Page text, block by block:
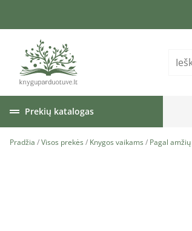
Prekių katalogas
Pradžia /Visos prekės / Knygos vaikams / Pagal amžių